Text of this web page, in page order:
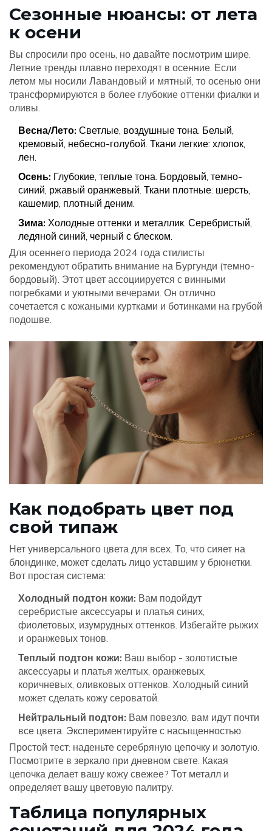
Сезонные нюансы: от лета
к осени
Вы спросили про осень, но давайте посмотрим шире.
Летние тренды плавно переходят в осенние. Если
летом мы носили Лавандовый и мятный, то осенью они
трансформируются в более глубокие оттенки фиалки и
оливы.
Весна/Лето: Светлые, воздушные тона. Белый,
кремовый, небесно-голубой. Ткани легкие: хлопок,
лен.
Осень: Глубокие, теплые тона. Бордовый, темно-
синий, ржавый оранжевый. Ткани плотные: шерсть,
кашемир, плотный деним.
Зима: Холодные оттенки и металлик. Серебристый,
ледяной синий, черный с блеском.
Для осеннего периода 2024 года стилисты
рекомендуют обратить внимание на Бургунди (темно-
бордовый). Этот цвет ассоциируется с винными
погребками и уютными вечерами. Он отлично
сочетается с кожаными куртками и ботинками на грубой
подошве.
Как подобрать цвет под
свой типаж
Нет универсального цвета для всех. То, что сияет на
блондинке, может сделать лицо уставшим у брюнетки.
Вот простая система:
Холодный подтон кожи: Вам подойдут
серебристые аксессуары и платья синих,
фиолетовых, изумрудных оттенков. Избегайте рыжих
и оранжевых тонов.
Теплый подтон кожи: Ваш выбор - золотистые
аксессуары и платья желтых, оранжевых,
коричневых, оливковых оттенков. Холодный синий
может сделать кожу сероватой.
Нейтральный подтон: Вам повезло, вам идут почти
все цвета. Экспериментируйте с насыщенностью.
Простой тест: наденьте серебряную цепочку и золотую.
Посмотрите в зеркало при дневном свете. Какая
цепочка делает вашу кожу свежее? Тот металл и
определяет вашу цветовую палитру.
Таблица популярных